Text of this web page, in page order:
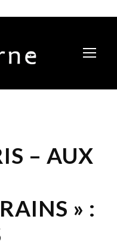
– AUX
» :